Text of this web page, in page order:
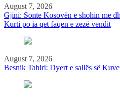
August 7, 2026
Gjini: Sonte Kosovën e shohin me
Kurti po ia qet faqen e zezë vendit
August 7, 2026
Besnik Tahiri: Dyert e sallës së